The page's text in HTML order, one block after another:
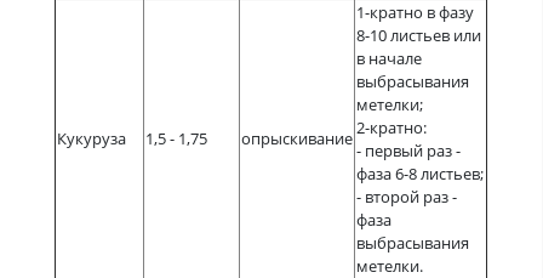
Кукуруза 1,5 - 1,75 опрыскивание
1-кратно в фазу
8-10 листьев или
в начале
выбрасывания
метелки;
2-кратно:
- первый раз -
фаза 6-8 листьев;
- второй раз -
фаза
выбрасывания
метелки.